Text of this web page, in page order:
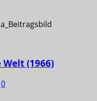
(1966)
0